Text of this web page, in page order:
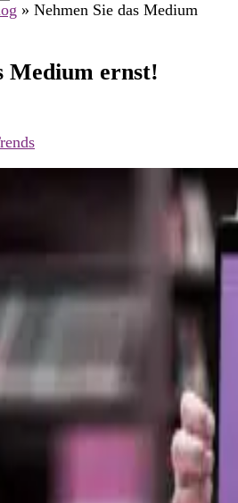
» Nehmen Sie das Medium
Medium ernst!